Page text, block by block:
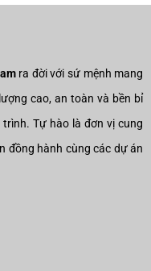
ra đời với sứ mệnh mang
cao, an toàn và bền bỉ
Tự hào là đơn vị cung
đồng hành cùng các dự án